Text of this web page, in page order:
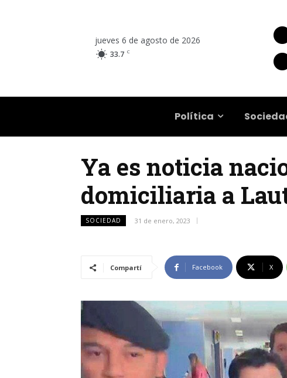
jueves 6 de agosto de 2026
33.7 C
Política
Ya es noticia
domiciliaria a
SOCIEDAD 31 de enero, 2023
Compartí Facebook X